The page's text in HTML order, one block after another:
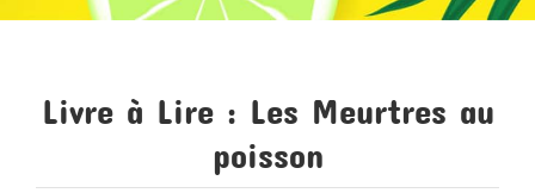
Livre à Lire : Les Meurtres au
poisson